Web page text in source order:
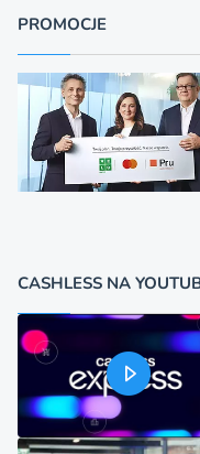
PROMOCJE
CASHLESS NA